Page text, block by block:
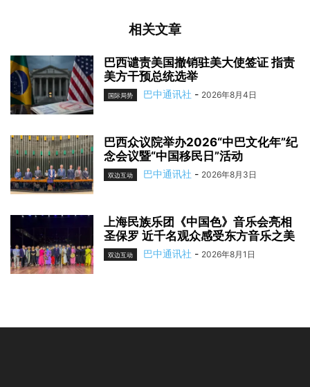
相关文章
巴西谴责美国撤销驻美大使签证 指责
美方干预总统选举
国际局势 巴中通讯社 - 2026年8月4日
巴西众议院举办2026“中巴文化年”纪
念会议暨“中国移民日”活动
双边互动 巴中通讯社 - 2026年8月3日
上海民族乐团《中国色》音乐会亮相
圣保罗 近千名观众感受东方音乐之美
双边互动 巴中通讯社 - 2026年8月1日